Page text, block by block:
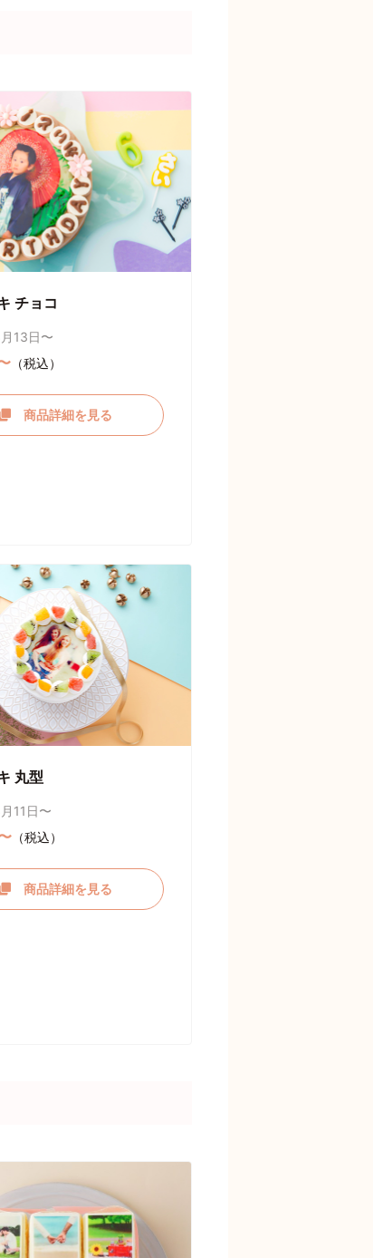
チョコ
13日〜
（税込）
商品詳細を見る
丸型
11日〜
（税込）
商品詳細を見る